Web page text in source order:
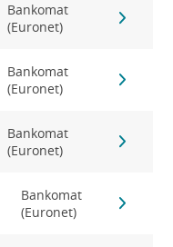
Bankomat
(Euronet)
Bankomat
(Euronet)
Bankomat
(Euronet)
Bankomat
(Euronet)